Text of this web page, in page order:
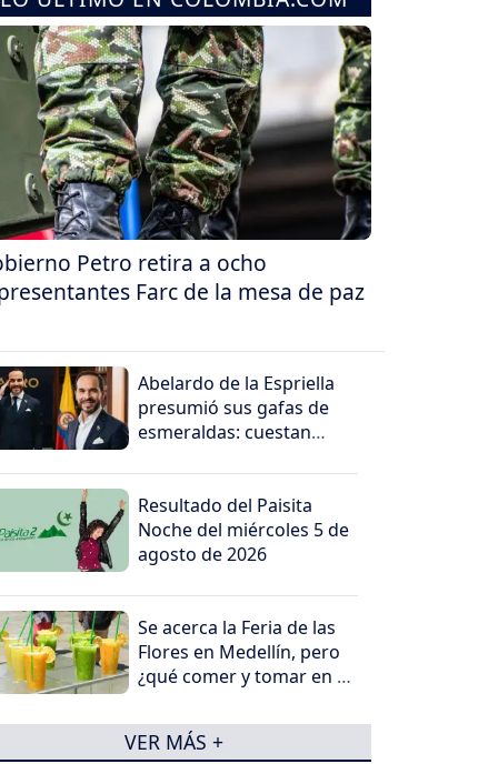
Petro retira a ocho
Farc de la mesa de paz
Abelardo de la Espriella
presumió sus gafas de
esmeraldas: cuestan
Resultado del Paisita
Noche del miércoles 5 de
agosto de 2026
Se acerca la Feria de las
Flores en Medellín, pero
¿qué comer y tomar en el
VER MÁS +